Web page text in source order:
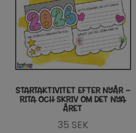
BUTIK
LICENSER
TIPSHÖRNAN
STARTAKTIVITET EFTER NYÅR –
RITA OCH SKRIV OM DET NYA
ÅRET
35 SEK